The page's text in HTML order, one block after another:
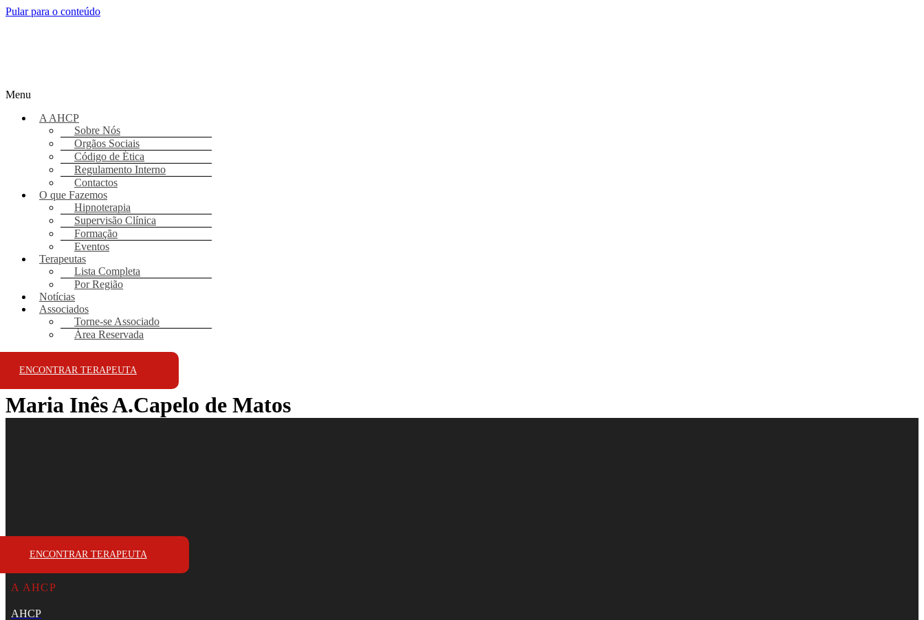
Pular para o conteúdo
Menu
A AHCP
Sobre Nós
Orgãos Sociais
Código de Ética
Regulamento Interno
Contactos
O que Fazemos
Hipnoterapia
Supervisão Clínica
Formação
Eventos
Terapeutas
Lista Completa
Por Região
Notícias
Associados
Torne-se Associado
Área Reservada
ENCONTRAR TERAPEUTA
Maria Inês A.Capelo de Matos
ENCONTRAR TERAPEUTA
A AHCP
AHCP